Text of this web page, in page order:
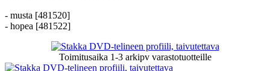
- musta [481520]
- hopea [481522]
Toimitusaika 1-3 arkipvvarastotuotteille